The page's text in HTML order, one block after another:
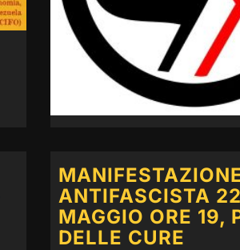
ANTIFASCISTA 22
MAGGIO ORE 19,
DELLE CURE